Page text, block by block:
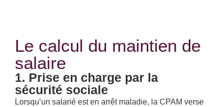
Le calcul du maintien de
salaire
1. Prise en charge par la
sécurité sociale
Lorsqu’un salarié est en arrêt maladie, la CPAM verse